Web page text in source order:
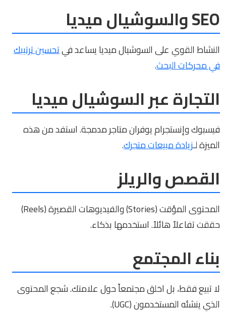
SEO والسوشيال ميديا
النشاط القوي على السوشيال ميديا يساعد فيتحسين ترتيبك
في محركات البحث.
التجارة عبر السوشيال ميديا
فيسبوك وإنستجرام يوفران متاجر مدمجة. استفد من هذه
الميزة لـزيادة مبيعات متجرك.
القصص والريلز
المحتوى المؤقت (Stories) والفيديوهات القصيرة (Reels)
حققت تفاعلاً هائلاً. استخدمها بذكاء.
بناء المجتمع
لا تبيع فقط، بل اخلق مجتمعاً حول علامتك. شجع المحتوى
الذي ينشئه المستخدمون (UGC).